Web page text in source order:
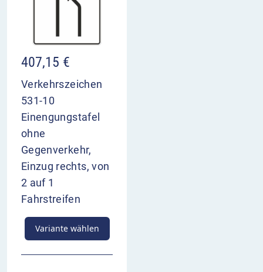
407,15 €
Verkehrszeichen
531-10
Einengungstafel
ohne
Gegenverkehr,
Einzug rechts, von
2 auf 1
Fahrstreifen
Variante wählen